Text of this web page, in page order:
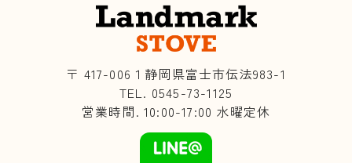
〒 417-006１静岡県富士市伝法983-1
TEL. 0545-73-1125
営業時間. 10:00-17:00 水曜定休